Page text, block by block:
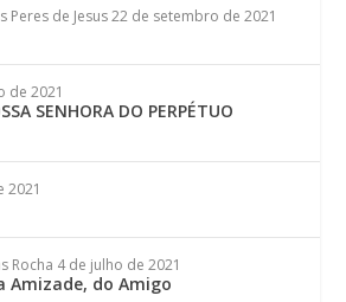
Peres de Jesus 22 de setembro de 2021
de 2021
SENHORA DO PERPÉTUO
2021
Rocha 4 de julho de 2021
Amizade, do Amigo